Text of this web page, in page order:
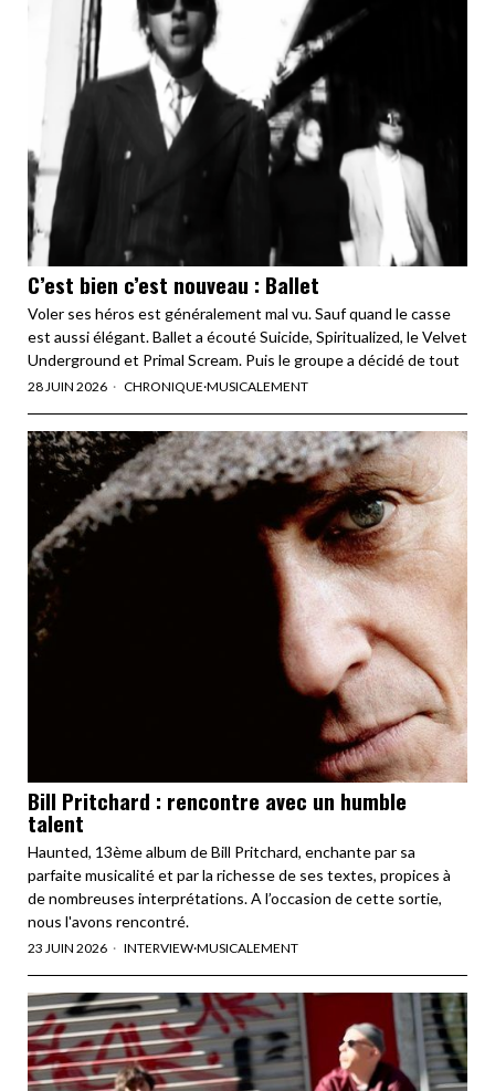
C’est bien c’est nouveau : Ballet
Voler ses héros est généralement mal vu. Sauf quand le casse
est aussi élégant. Ballet a écouté Suicide, Spiritualized, le Velvet
Underground et Primal Scream. Puis le groupe a décidé de tout
28 JUIN 2026 CHRONIQUE·MUSICALEMENT
Bill Pritchard : rencontre avec un humble
talent
Haunted, 13ème album de Bill Pritchard, enchante par sa
parfaite musicalité et par la richesse de ses textes, propices à
de nombreuses interprétations. A l’occasion de cette sortie,
nous l'avons rencontré.
23 JUIN 2026 INTERVIEW·MUSICALEMENT